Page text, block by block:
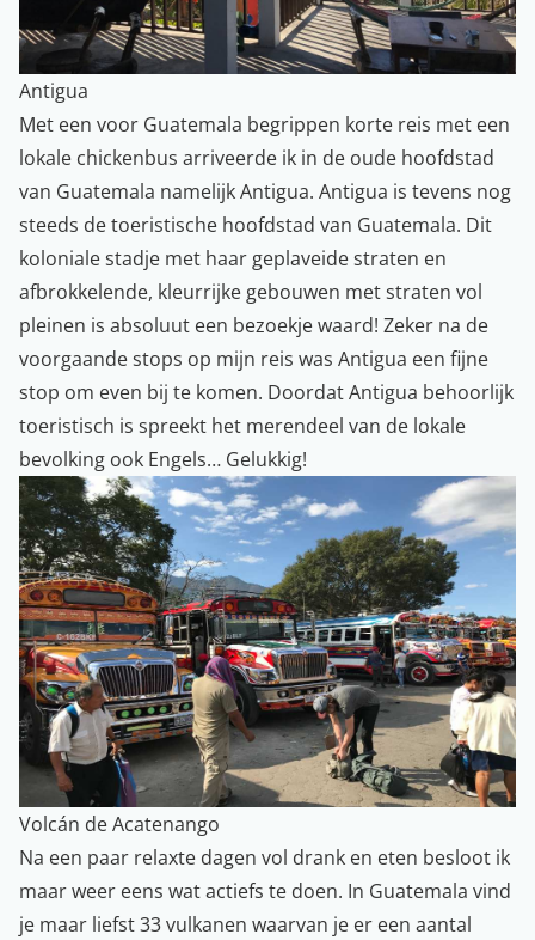
Antigua
Met een voor Guatemala begrippen korte reis met een
lokale chickenbus arriveerde ik in de oude hoofdstad
van Guatemala namelijk Antigua. Antigua is tevens nog
steeds de toeristische hoofdstad van Guatemala. Dit
koloniale stadje met haar geplaveide straten en
afbrokkelende, kleurrijke gebouwen met straten vol
pleinen is absoluut een bezoekje waard! Zeker na de
voorgaande stops op mijn reis was Antigua een fijne
stop om even bij te komen. Doordat Antigua behoorlijk
toeristisch is spreekt het merendeel van de lokale
bevolking ook Engels… Gelukkig!
Volcán de Acatenango
Na een paar relaxte dagen vol drank en eten besloot ik
maar weer eens wat actiefs te doen. In Guatemala vind
je maar liefst 33 vulkanen waarvan je er een aantal